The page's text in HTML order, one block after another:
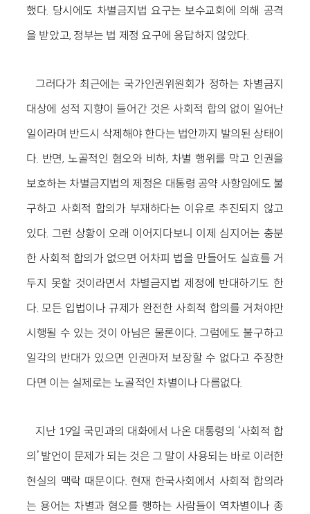
했다. 당시에도 차별금지법 요구는 보수교회에 의해 공격
을 받았고, 정부는 법 제정 요구에 응답하지 않았다.
그러다가 최근에는 국가인권위원회가 정하는 차별금지
대상에 성적 지향이 들어간 것은 사회적 합의 없이 일어난
일이라며 반드시 삭제해야 한다는 법안까지 발의된 상태이
다. 반면, 노골적인 혐오와 비하, 차별 행위를 막고 인권을
보호하는 차별금지법의 제정은 대통령 공약 사항임에도 불
구하고 사회적 합의가 부재하다는 이유로 추진되지 않고
있다. 그런 상황이 오래 이어지다보니 이제 심지어는 충분
한 사회적 합의가 없으면 어차피 법을 만들어도 실효를 거
두지 못할 것이라면서 차별금지법 제정에 반대하기도 한
다. 모든 입법이나 규제가 완전한 사회적 합의를 거쳐야만
시행될 수 있는 것이 아님은 물론이다. 그럼에도 불구하고
일각의 반대가 있으면 인권마저 보장할 수 없다고 주장한
다면 이는 실제로는 노골적인 차별이나 다름없다.
지난 19일 국민과의 대화에서 나온 대통령의 ‘사회적 합
의’ 발언이 문제가 되는 것은 그 말이 사용되는 바로 이러한
현실의 맥락 때문이다. 현재 한국사회에서 사회적 합의라
는 용어는 차별과 혐오를 행하는 사람들이 역차별이나 종